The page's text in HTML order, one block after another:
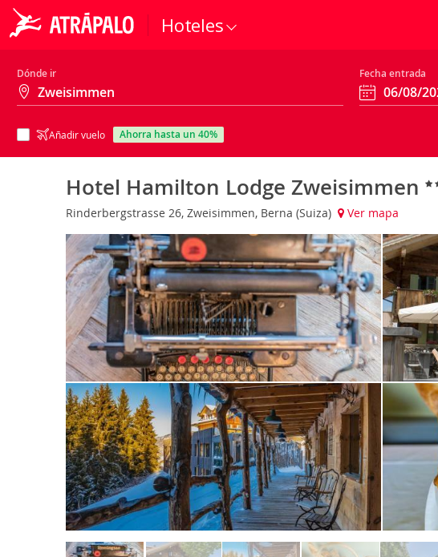
Hoteles
Dónde ir Fecha entrada
Añadir vuelo ahorra hasta un 40%
Hotel Hamilton Lodge Zweisimmen
Rinderbergstrasse 26, Zweisimmen, Berna (Suiza) Ver mapa